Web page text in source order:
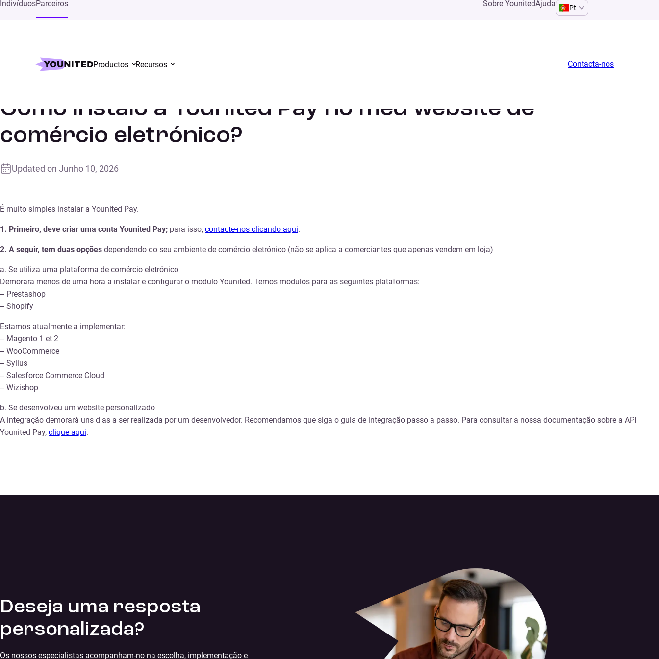
IndivíduosParceiros Sobre YounitedAjuda Pt
Productos Recursos
Contacta-nos
Como instalo a Younited Pay no meu website de
comércio eletrónico?
Updated on Junho 10, 2026
É muito simples instalar a Younited Pay.
1. Primeiro, deve criar uma conta Younited Pay; para isso, contacte-nos clicando aqui.
2. A seguir, tem duas opções dependendo do seu ambiente de comércio eletrónico (não se aplica a comerciantes que apenas vendem em loja)
a. Se utiliza uma plataforma de comércio eletrónico
Demorará menos de uma hora a instalar e configurar o módulo Younited. Temos módulos para as seguintes plataformas:
– Prestashop
– Shopify
Estamos atualmente a implementar:
– Magento 1 et 2
– WooCommerce
– Sylius
– Salesforce Commerce Cloud
– Wizishop
b. Se desenvolveu um website personalizado
A integração demorará uns dias a ser realizada por um desenvolvedor. Recomendamos que siga o guia de integração passo a passo. Para consultar a nossa documentação sobre a API
Younited Pay, clique aqui.
Deseja uma resposta
personalizada?
Os nossos especialistas acompanham-no na escolha, implementação e